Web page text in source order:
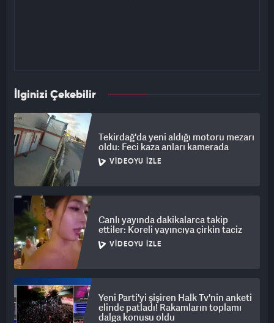
İlginizi Çekebilir
Tekirdağ'da yeni aldığı motoru mezarı
oldu: Feci kaza anları kamerada
VIDEOYU İZLE
Canlı yayında dakikalarca takip
ettiler: Koreli yayıncıya çirkin taciz
VIDEOYU İZLE
Yeni Parti'yi şişiren Halk Tv'nin anketi
elinde patladı! Rakamların toplamı
dalga konusu oldu